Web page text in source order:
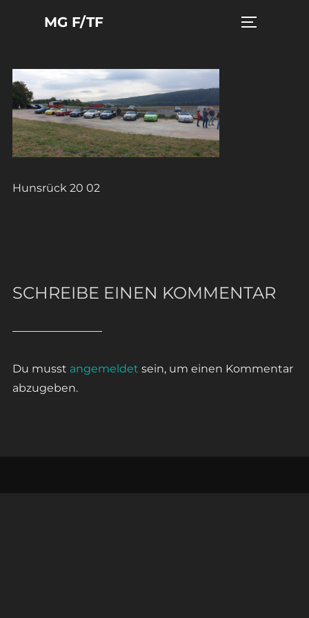
MG F/TF
Hunsrück 20 02
SCHREIBE EINEN KOMMENTAR
Du musst angemeldet sein, um einen Kommentar
abzugeben.